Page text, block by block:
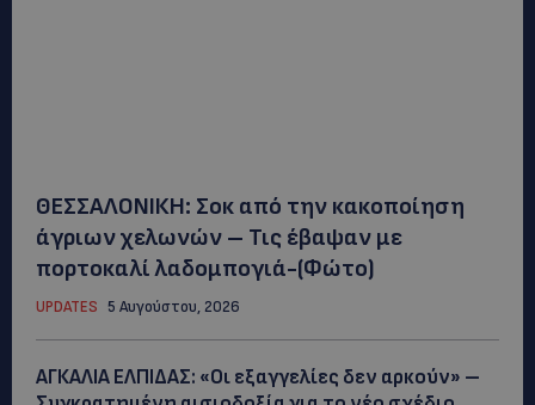
ΘΕΣΣΑΛΟΝΙΚΗ: Σοκ από την κακοποίηση
άγριων χελωνών – Τις έβαψαν με
πορτοκαλί λαδομπογιά-(Φώτο)
UPDATES 5 Αυγούστου, 2026
ΑΓΚΑΛΙΑ ΕΛΠΙΔΑΣ: «Οι εξαγγελίες δεν αρκούν» –